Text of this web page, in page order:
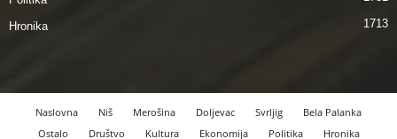
Hronika 1713
Naslovna Niš Merošina Doljevac Svrljig
Bela Palanka
Ostalo
Društvo Kultura Ekonomija Politika Hronika